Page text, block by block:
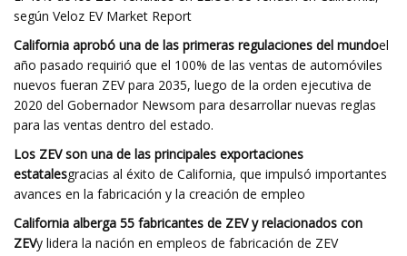
según Veloz EV Market Report
California aprobó una de las primeras regulaciones del mundoel
año pasado requirió que el 100% de las ventas de automóviles
nuevos fueran ZEV para 2035, luego de la orden ejecutiva de
2020 del Gobernador Newsom para desarrollar nuevas reglas
para las ventas dentro del estado.
Los ZEV son una de las principales exportaciones
estatalesgracias al éxito de California, que impulsó importantes
avances en la fabricación y la creación de empleo
California alberga 55 fabricantes de ZEV y relacionados con
ZEVy lidera la nación en empleos de fabricación de ZEV